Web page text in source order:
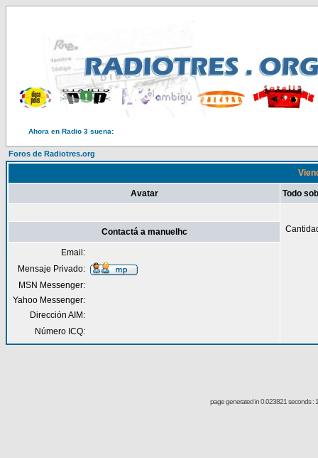
Ahora en Radio 3 suena:
Foros de Radiotres.org
Avatar Todo
Contactá a manuelhc
Email:
Mensaje Privado:
MSN Messenger:
Yahoo Messenger:
Dirección AIM:
Número ICQ:
page generated in 0.023821 seconds :